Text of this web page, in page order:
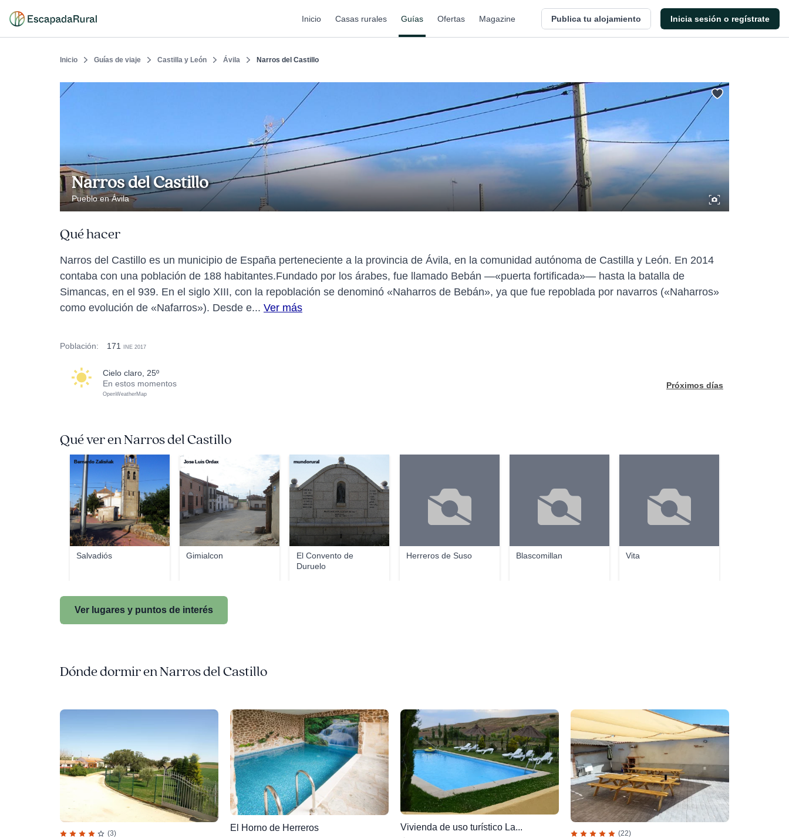
Inicio Casas rurales Guías Ofertas Magazine Publica tu alojamiento Inicia sesión o regístrate
Inicio Guías de viaje Castilla y León Ávila Narros del Castillo
Narros del Castillo
Pueblo en Ávila
Qué hacer
Narros del Castillo es un municipio de España perteneciente a la provincia de Ávila, en la comunidad autónoma de Castilla y León. En 2014
contaba con una población de 188 habitantes.Fundado por los árabes, fue llamado Bebán —«puerta fortificada»— hasta la batalla de
Simancas, en el 939. En el siglo XIII, con la repoblación se denominó «Naharros de Bebán», ya que fue repoblada por navarros («Naharros»
como evolución de «Nafarros»). Desde e... Ver más
Población: 171 INE 2017
cielo claro, 25º
En estos momentos
OpenWeatherMap
Próximos días
Qué ver en Narros del Castillo
Salvadiós
Bernardo Zalisñak
Gimialcon
Jose Luis Ordax
El Convento de
Duruelo
mundorural
Herreros de Suso Blascomillan Vita
Ver lugares y puntos de interés
Dónde dormir en Narros del Castillo
(3)
El Horno de Herreros
Vivienda de uso turístico La...
(22)